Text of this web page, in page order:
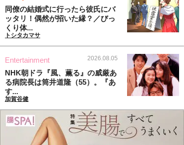
同僚の結婚式に行ったら彼氏にバ
ッタリ！偶然が招いた縁？／びっ
くり体...
トシタカマサ
Entertainment 2026.08.05
NHK朝ドラ『風、薫る』の威厳あ
る病院長は筒井道隆（55）。『あ
す...
加賀谷健